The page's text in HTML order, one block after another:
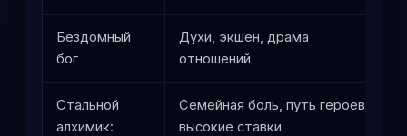
Бездомный
бог
Духи, экшен, драма
отношений
Стальной
алхимик:
Семейная боль, путь героев,
высокие ставки